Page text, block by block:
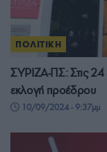
ΠΟΛΙΤΙΚΗ
ΣΥΡΙΖΑ-ΠΣ: Στις 24
εκλογή προέδρου
10/09/2024 - 9:37μμ